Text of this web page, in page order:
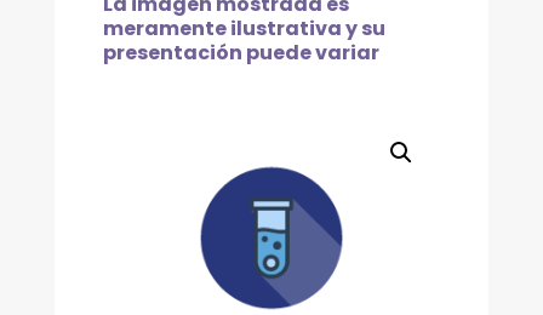
meramente ilustrativa y su
presentación puede variar